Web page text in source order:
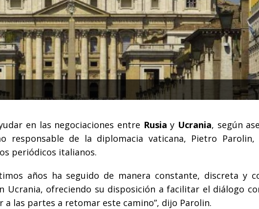
en las negociaciones entre Rusia y Ucrania, según
responsable de la diplomacia vaticana, Pietro Parolin,
periódicos italianos.
años ha seguido de manera constante, discreta y
Ucrania, ofreciendo su disposición a facilitar el diálogo
a las partes a retomar este camino”, dijo Parolin.